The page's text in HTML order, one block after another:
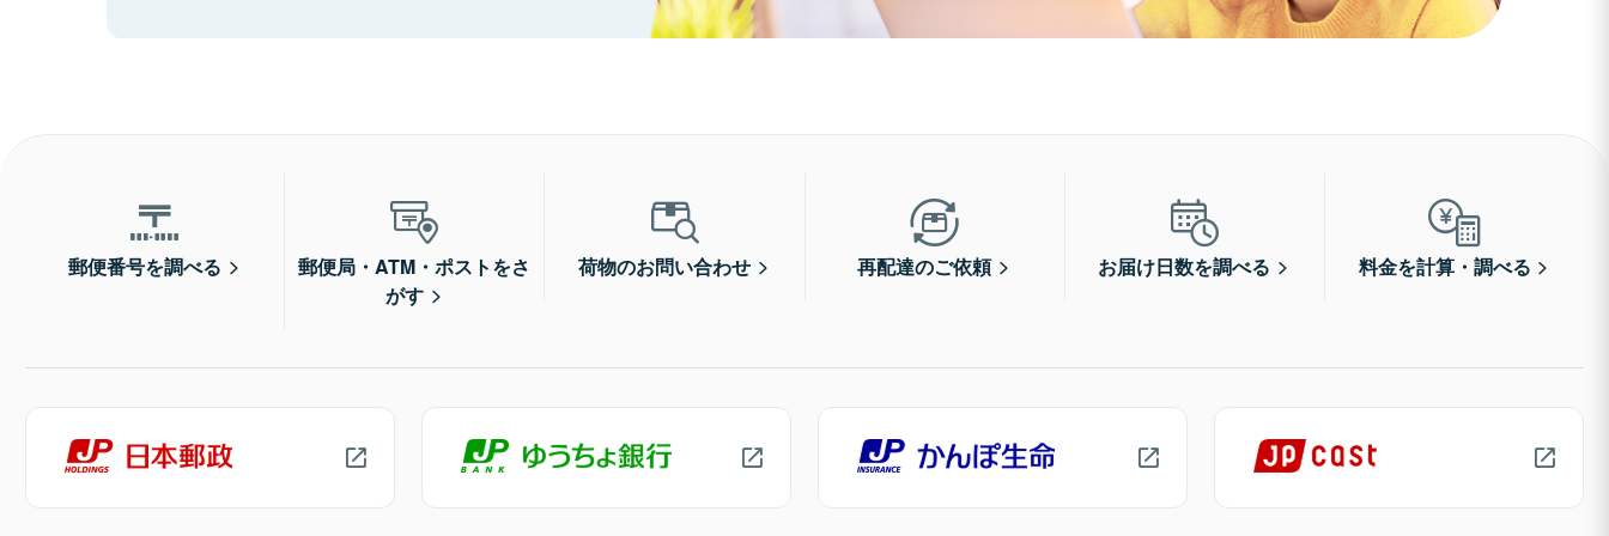
郵便番号を調べる
郵便局・ATM・ポストをさ
がす
荷物のお問い合わせ 再配達のご依頼 お届け日数を調べる 料金を計算・調べる